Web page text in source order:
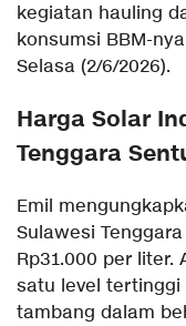
kegiatan hauling
konsumsi BBM-
Selasa (2/6/2026).
Harga Solar
Tenggara
Emil
Sulawesi
Rp31.000 per
satu level tertinggi
tambang dalam